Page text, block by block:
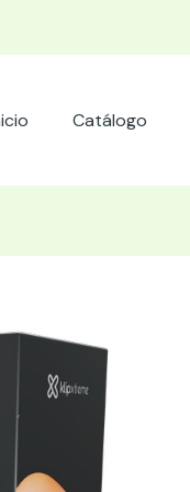
Catálogo